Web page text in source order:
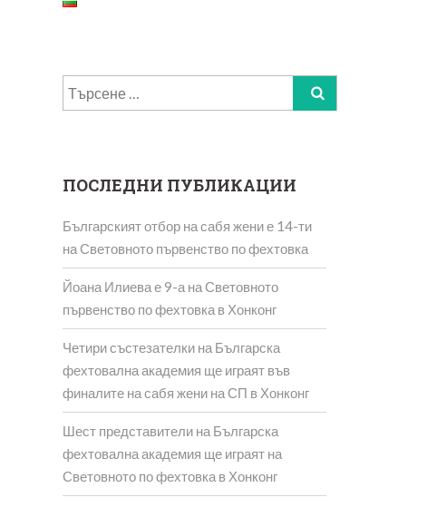
Търсене
за:
ПОСЛЕДНИ ПУБЛИКАЦИИ
Българският отбор на сабя жени е 14-ти
на Световното първенство по фехтовка
Йоана Илиева е 9-а на Световното
първенство по фехтовка в Хонконг
Четири състезателки на Българска
фехтовална академия ще играят във
финалите на сабя жени на СП в Хонконг
Шест представители на Българска
фехтовална академия ще играят на
Световното по фехтовка в Хонконг